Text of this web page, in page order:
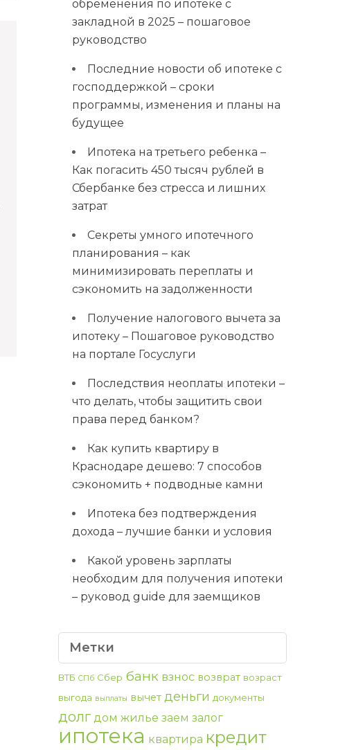
обременения по ипотеке с
закладной в 2025 – пошаговое
руководство
Последние новости об ипотеке с
господдержкой – сроки
программы, изменения и планы на
будущее
Ипотека на третьего ребенка –
Как погасить 450 тысяч рублей в
Сбербанке без стресса и лишних
затрат
Секреты умного ипотечного
планирования – как
минимизировать переплаты и
сэкономить на задолженности
Получение налогового вычета за
ипотеку – Пошаговое руководство
на портале Госуслуги
Последствия неоплаты ипотеки –
что делать, чтобы защитить свои
права перед банком?
Как купить квартиру в
Краснодаре дешево: 7 способов
сэкономить + подводные камни
Ипотека без подтверждения
дохода – лучшие банки и условия
Какой уровень зарплаты
необходим для получения ипотеки
– руковод guide для заемщиков
Метки
ВТБ СПб Сбер банк взнос возврат возраст
выгода выплаты вычет деньги документы
долг дом жилье заем залог
ипотека квартира кредит